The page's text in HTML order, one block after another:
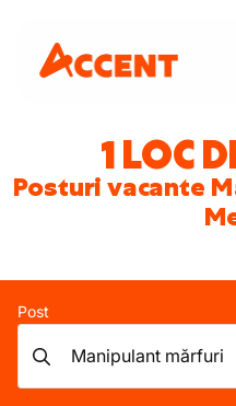
1 LOC
Posturi vacante
Post